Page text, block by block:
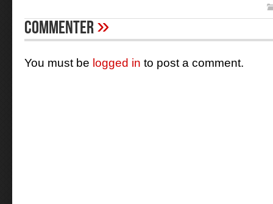
Commenter»
You must be logged in to post a comment.